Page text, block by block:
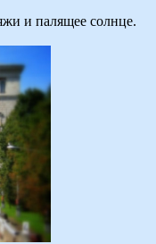
и палящее солнце.